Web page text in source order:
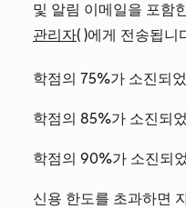
및 알림 이메일을 포함
관리자( )에게 전송됩니
학점의 75%가 소진되
학점의 85%가 소진되
학점의 90%가 소진되
신용 한도를 초과하면